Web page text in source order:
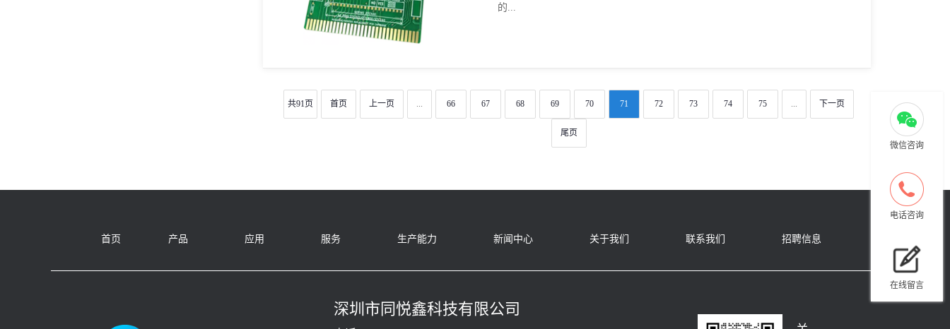
的...
共91页 首页 上一页 ... 66 67 68 69 70 71 72 73 74 75 ... 下一页
尾页
首页 产品 应用 服务 生产能力 新闻中心 关于我们 联系我们 招聘信息
深圳市同悦鑫科技有限公司
微信咨询
电话咨询
在线留言